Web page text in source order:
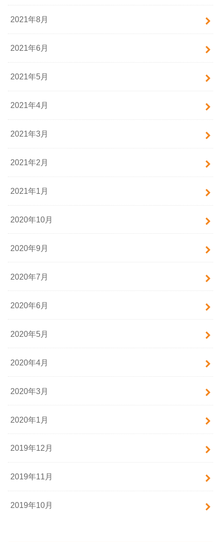
2021年8月
2021年6月
2021年5月
2021年4月
2021年3月
2021年2月
2021年1月
2020年10月
2020年9月
2020年7月
2020年6月
2020年5月
2020年4月
2020年3月
2020年1月
2019年12月
2019年11月
2019年10月